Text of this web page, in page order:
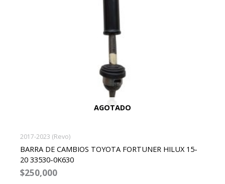
AGOTADO
2017-2023 (Revo)
BARRA DE CAMBIOS TOYOTA FORTUNER HILUX 15-
20 33530-0K630
$250,000